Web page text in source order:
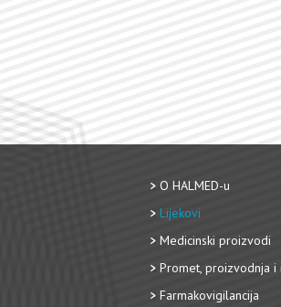
O HALMED-u
Lijekovi
Medicinski proizvodi
Promet, proizvodnja i
Farmakovigilancija